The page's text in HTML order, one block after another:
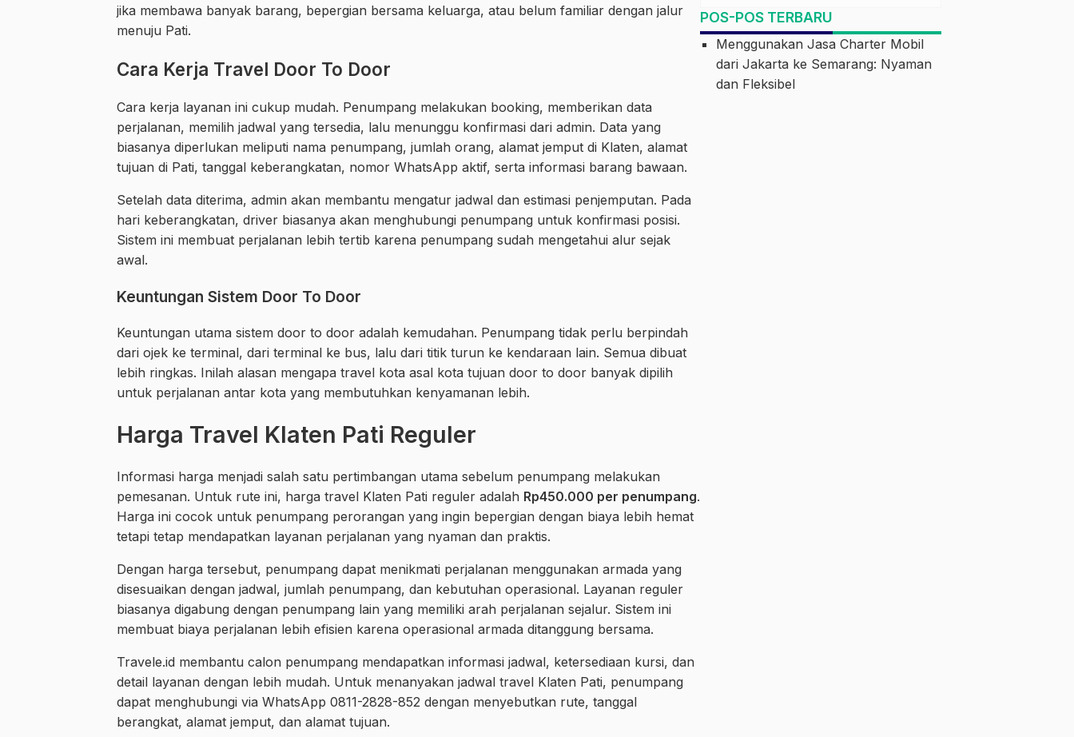
jika membawa banyak barang, bepergian bersama keluarga, atau belum familiar dengan jalur
menuju Pati.
Cara Kerja Travel Door To Door
Cara kerja layanan ini cukup mudah. Penumpang melakukan booking, memberikan data
perjalanan, memilih jadwal yang tersedia, lalu menunggu konfirmasi dari admin. Data yang
biasanya diperlukan meliputi nama penumpang, jumlah orang, alamat jemput di Klaten, alamat
tujuan di Pati, tanggal keberangkatan, nomor WhatsApp aktif, serta informasi barang bawaan.
Setelah data diterima, admin akan membantu mengatur jadwal dan estimasi penjemputan. Pada
hari keberangkatan, driver biasanya akan menghubungi penumpang untuk konfirmasi posisi.
Sistem ini membuat perjalanan lebih tertib karena penumpang sudah mengetahui alur sejak
awal.
Keuntungan Sistem Door To Door
Keuntungan utama sistem door to door adalah kemudahan. Penumpang tidak perlu berpindah
dari ojek ke terminal, dari terminal ke bus, lalu dari titik turun ke kendaraan lain. Semua dibuat
lebih ringkas. Inilah alasan mengapa travel kota asal kota tujuan door to door banyak dipilih
untuk perjalanan antar kota yang membutuhkan kenyamanan lebih.
Harga Travel Klaten Pati Reguler
Informasi harga menjadi salah satu pertimbangan utama sebelum penumpang melakukan
pemesanan. Untuk rute ini, harga travel Klaten Pati reguler adalah Rp450.000 per penumpang.
Harga ini cocok untuk penumpang perorangan yang ingin bepergian dengan biaya lebih hemat
tetapi tetap mendapatkan layanan perjalanan yang nyaman dan praktis.
Dengan harga tersebut, penumpang dapat menikmati perjalanan menggunakan armada yang
disesuaikan dengan jadwal, jumlah penumpang, dan kebutuhan operasional. Layanan reguler
biasanya digabung dengan penumpang lain yang memiliki arah perjalanan sejalur. Sistem ini
membuat biaya perjalanan lebih efisien karena operasional armada ditanggung bersama.
Travele.id membantu calon penumpang mendapatkan informasi jadwal, ketersediaan kursi, dan
detail layanan dengan lebih mudah. Untuk menanyakan jadwal travel Klaten Pati, penumpang
dapat menghubungi via WhatsApp 0811-2828-852 dengan menyebutkan rute, tanggal
berangkat, alamat jemput, dan alamat tujuan.
POS-POS TERBARU
Menggunakan Jasa Charter Mobil
dari Jakarta ke Semarang: Nyaman
dan Fleksibel